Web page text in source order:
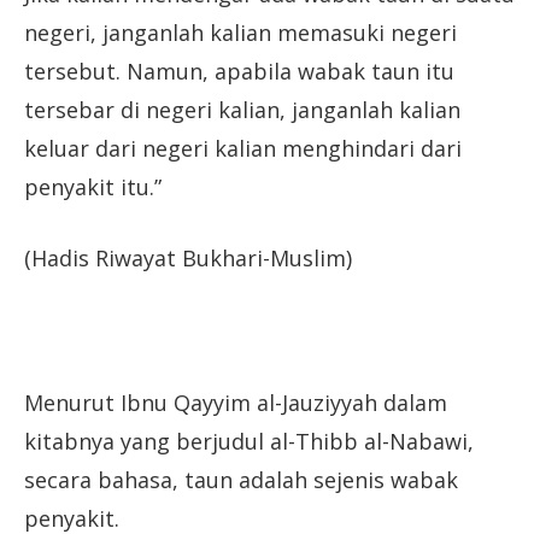
negeri, janganlah kalian memasuki negeri
tersebut. Namun, apabila wabak taun itu
tersebar di negeri kalian, janganlah kalian
keluar dari negeri kalian menghindari dari
penyakit itu.”
(Hadis Riwayat Bukhari-Muslim)
Menurut Ibnu Qayyim al-Jauziyyah dalam
kitabnya yang berjudul al-Thibb al-Nabawi,
secara bahasa, taun adalah sejenis wabak
penyakit.